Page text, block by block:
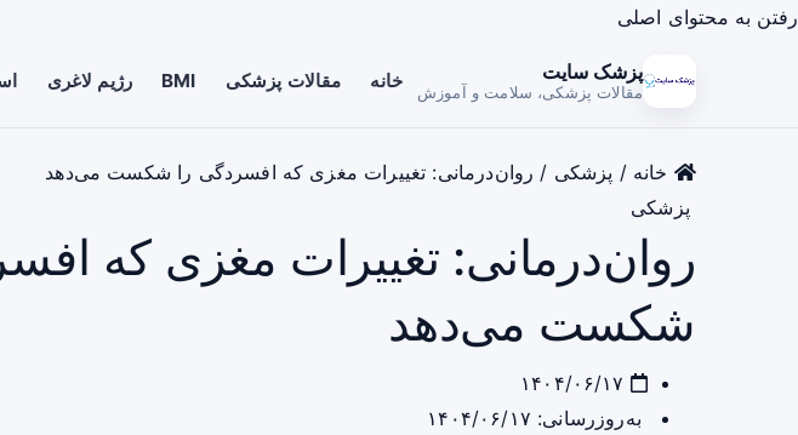
رفتن به محتوای اصلی
پزشک سایت
مقالات پزشکی، سلامت و آموزش خانه مقالات پزشکی BMI رژیم لاغری
خانه / پزشکی / روان‌درمانی: تغییرات مغزی که افسردگی را شکست می‌دهد
پزشکی
روان‌درمانی: تغییرات مغزی که
شکست می‌دهد
به‌روزرسانی: ۱۴۰۴/۰۶/۱۷